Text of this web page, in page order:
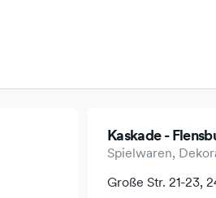
Kaskade -
Spielwaren,
Große Str. 21-23,